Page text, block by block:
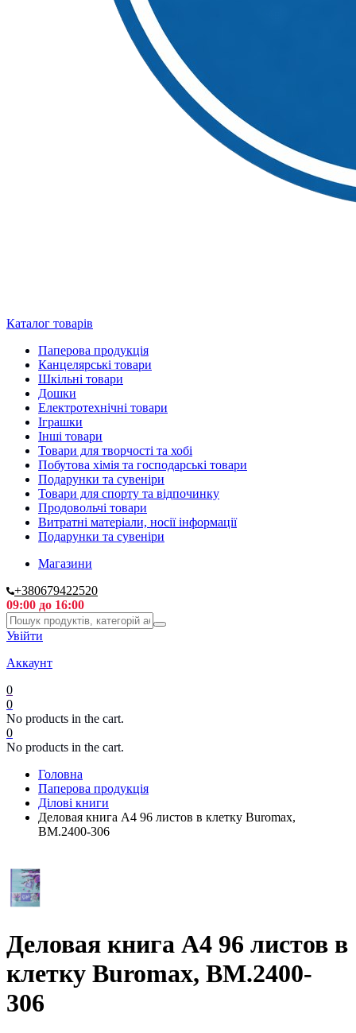
Каталог товарів
Паперова продукція
Канцелярські товари
Шкільні товари
Дошки
Електротехнічні товари
Іграшки
Інші товари
Товари для творчості та хобі
Побутова хімія та господарські товари
Подарунки та сувеніри
Товари для спорту та відпочинку
Продовольчі товари
Витратні матеріали, носії інформації
Подарунки та сувеніри
Магазини
+380679422520
09:00 до 16:00
Увійти
Аккаунт
0
0
No products in the cart.
0
No products in the cart.
Головна
Паперова продукція
Ділові книги
Деловая книга А4 96 листов в клетку Buromax,
BM.2400-306
Деловая книга А4 96 листов в
клетку Buromax, BM.2400-
306